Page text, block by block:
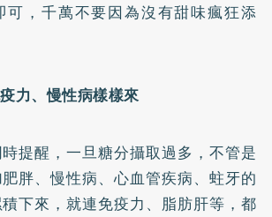
可，千萬不要因為沒有甜味瘋狂添
力、慢性病樣樣來
提醒，一旦糖分攝取過多，不管是
胖、慢性病、心血管疾病、 蛀牙的
下來，就連免疫力、脂肪肝等，都